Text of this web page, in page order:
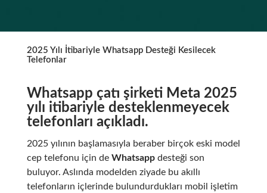
2025 Yılı İtibariyle Whatsapp Desteği Kesilecek
Telefonlar
Whatsapp çatı şirketi Meta 2025
yılı itibariyle desteklenmeyecek
telefonları açıkladı.
2025 yılının başlamasıyla beraber birçok eski model
cep telefonu için de Whatsappdesteği son
buluyor. Aslında modelden ziyade bu akıllı
telefonların içlerinde bulundurdukları mobil işletim